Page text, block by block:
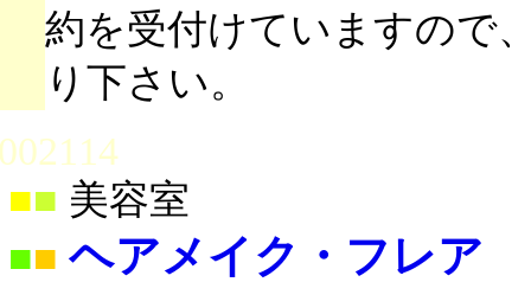
約を受付けていますので
り下さい。
■ 美容室
■■ ヘアメイク・フレア